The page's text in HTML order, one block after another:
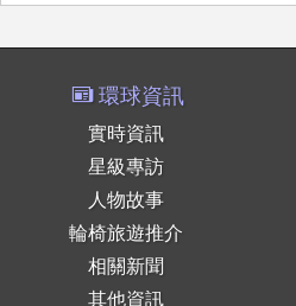
環球資訊
實時資訊
星級專訪
人物故事
輪椅旅遊推介
相關新聞
其他資訊